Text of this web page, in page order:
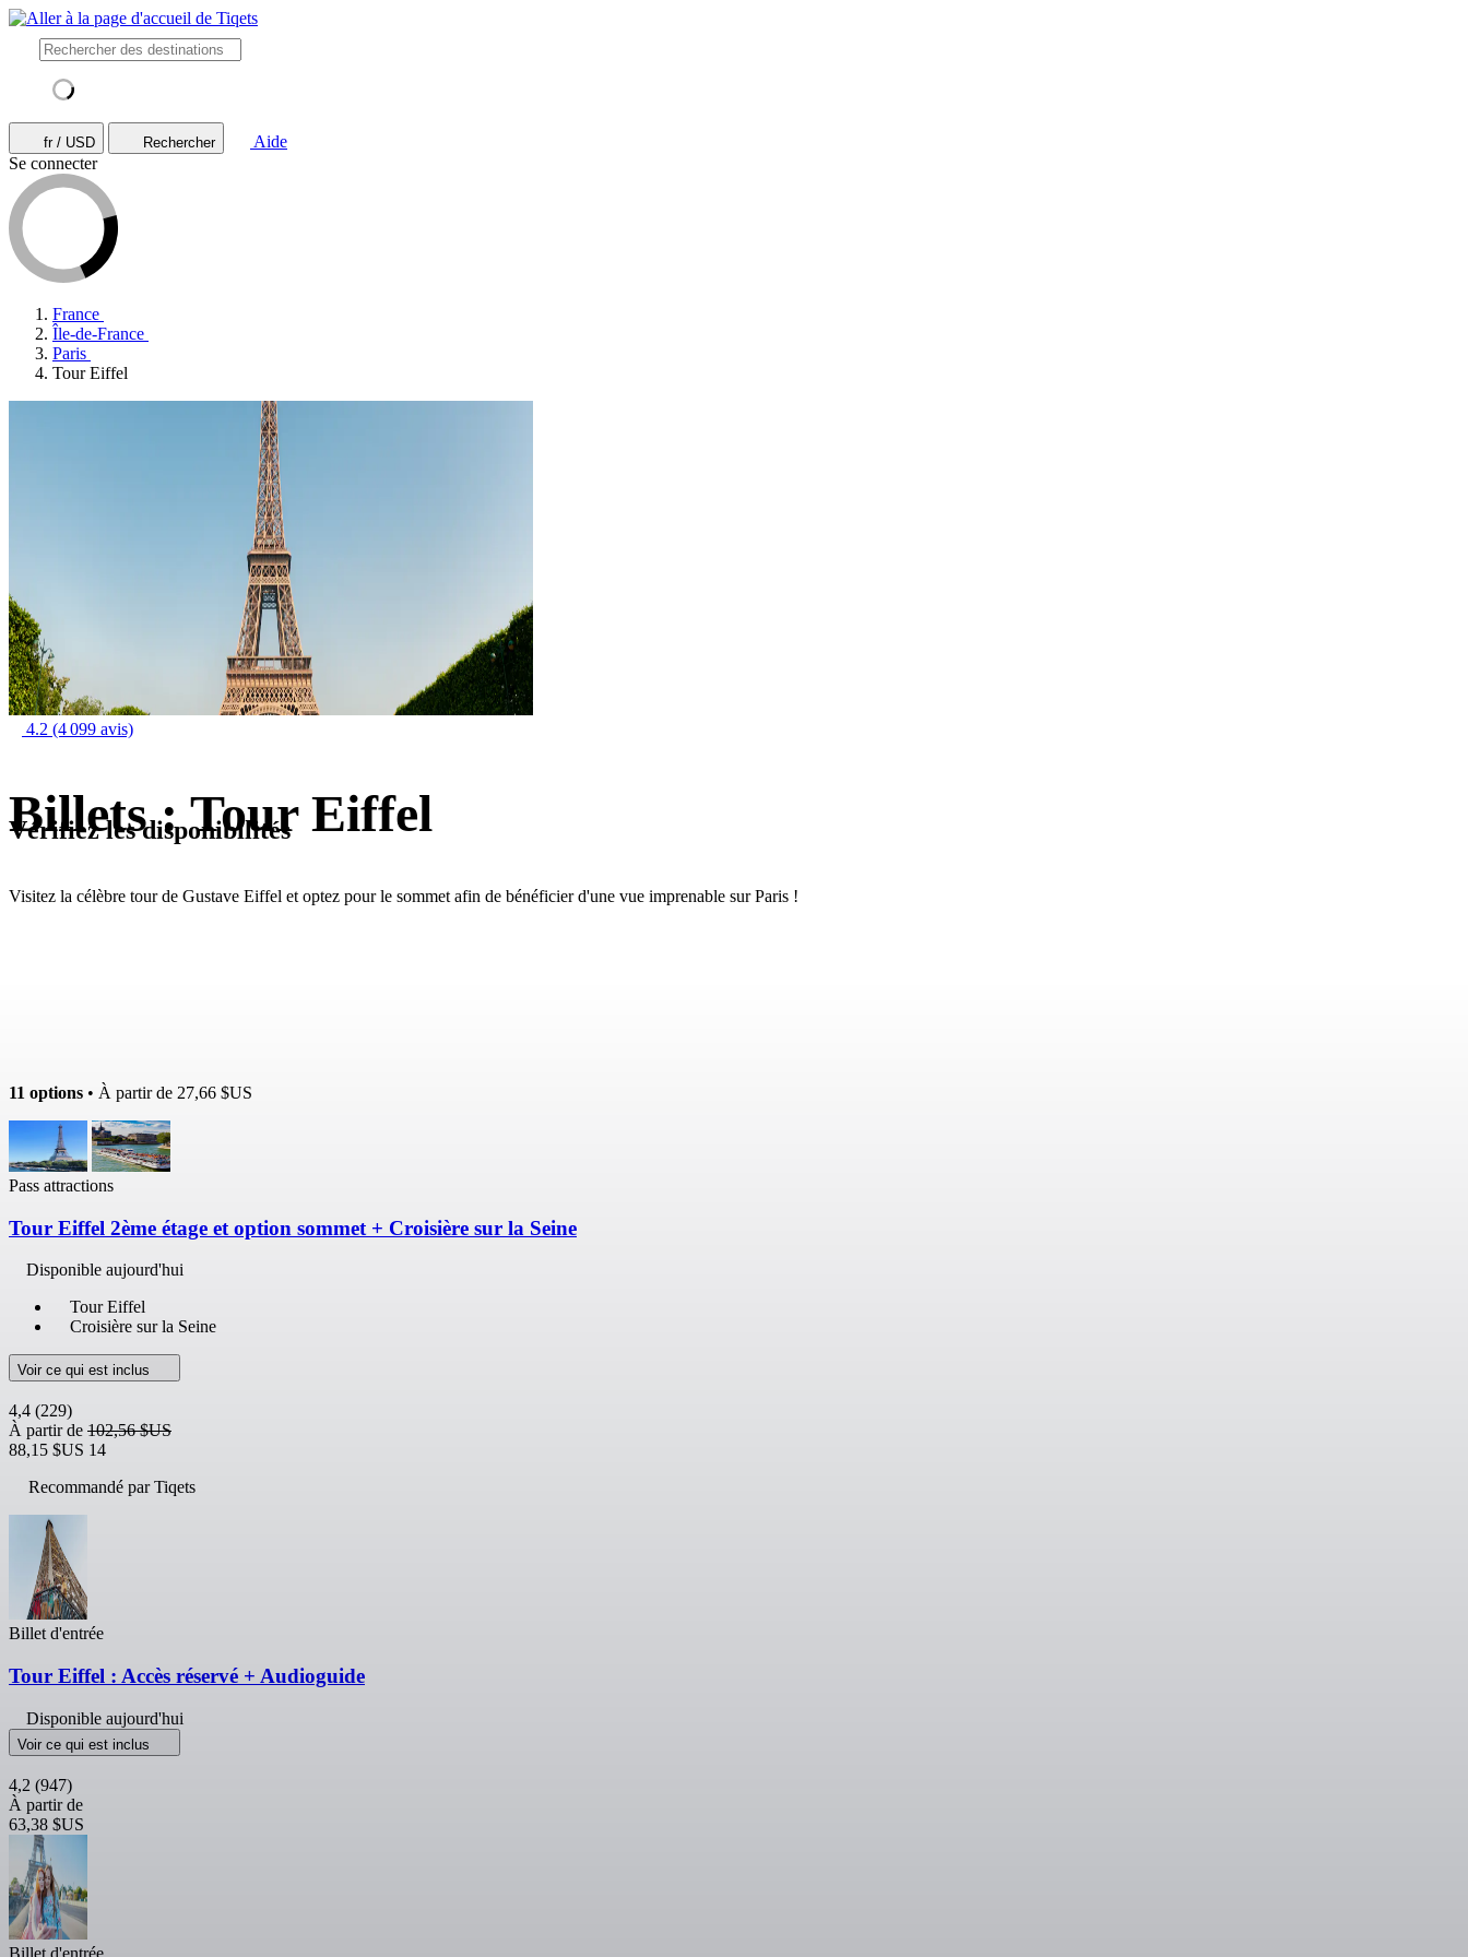
fr / USD Rechercher
Aide
Se connecter
France
Île-de-France
Paris
Tour Eiffel
4.2 (4 099 avis)
Billets : Tour Eiffel
Visitez la célèbre tour de Gustave Eiffel et optez pour le sommet afin de bénéficier d'une vue imprenable sur Paris !
Vérifiez les disponibilités
11 options • À partir de 27,66 $US
Pass attractions
Tour Eiffel 2ème étage et option sommet + Croisière sur la Seine
Disponible aujourd'hui
Tour Eiffel
Croisière sur la Seine
Voir ce qui est inclus
4,4 (229)
À partir de 102,56 $US
88,15 $US 14
Recommandé par Tiqets
Billet d'entrée
Tour Eiffel : Accès réservé + Audioguide
Disponible aujourd'hui
Voir ce qui est inclus
4,2 (947)
À partir de
63,38 $US
Billet d'entrée